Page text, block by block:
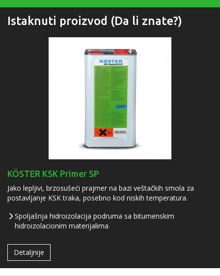
Istaknuti proizvod (Da li znate?)
KÖSTER KSK Primer SP
Jako lepljivi, brzosušeći prajmer na bazi veštačkih smola za
postavljanje KSK traka, posebno kod niskih temperatura.
Spoljašnja hidroizolacija podruma sa bitumenskim
hidroizolacionim materijalima
Detaljnije